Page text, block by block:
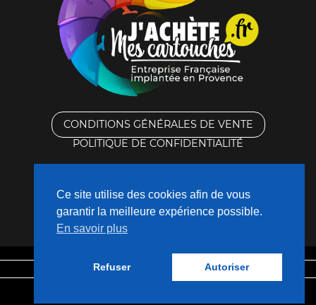
CONDITIONS GÉNÉRALES DE VENTE
POLITIQUE DE CONFIDENTIALITÉ
CONTACTEZ-NOUS
Mentions légales
Ce site utilise des cookies afin de vous
garantir la meilleure expérience possible.
En savoir plus
Refuser Autoriser